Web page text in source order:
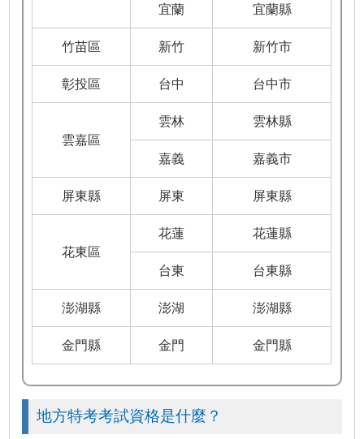
宜蘭 宜蘭縣
竹苗區 新竹 新竹市
彰投區 台中 台中市
雲嘉區
雲林 雲林縣
嘉義 嘉義市
屏東縣 屏東 屏東縣
花東區
花蓮 花蓮縣
台東 台東縣
澎湖縣 澎湖 澎湖縣
金門縣 金門 金門縣
地方特考考試資格是什麼？